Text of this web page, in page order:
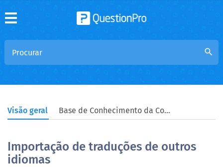
search
Visão geral Base de Conhecimento da Comunidade
Importação de traduções de outros
idiomas